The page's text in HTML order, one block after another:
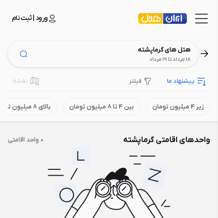
ورود | ثبت نام
هتل های گرماپشته
18 مرداد تا 19 مرداد
پیشنهاد ما فیلتر نقشه
زیر 4 میلیون تومان بین 4 تا 8 میلیون تومان بالای 8 میلیون تومان
واحدهای اقامتی گرماپشته 0 واحد اقامتی